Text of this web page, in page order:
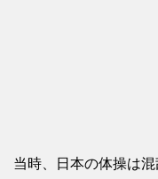
当時、日本の体操は